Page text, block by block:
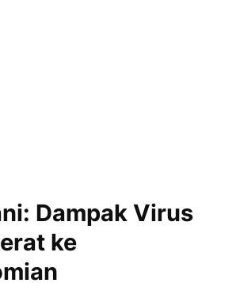
Dampak Virus
ke